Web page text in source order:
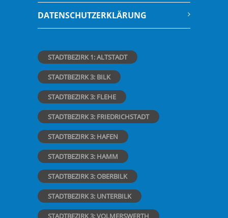
DATENSCHUTZERKLÄRUNG
STADTBEZIRK 1: ALTSTADT
STADTBEZIRK 3: BILK
STADTBEZIRK 3: FLEHE
STADTBEZIRK 3: FRIEDRICHSTADT
STADTBEZIRK 3: HAFEN
STADTBEZIRK 3: HAMM
STADTBEZIRK 3: OBERBILK
STADTBEZIRK 3: UNTERBILK
STADTBEZIRK 3: VOLMERSWERTH